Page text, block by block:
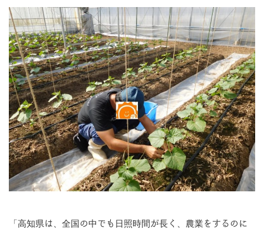
「高知県は、全国の中でも日照時間が長く、農業をするのに
当サイトの内容、テキスト、画像等の無断転載・無断使用を固く禁じます。 ©2018